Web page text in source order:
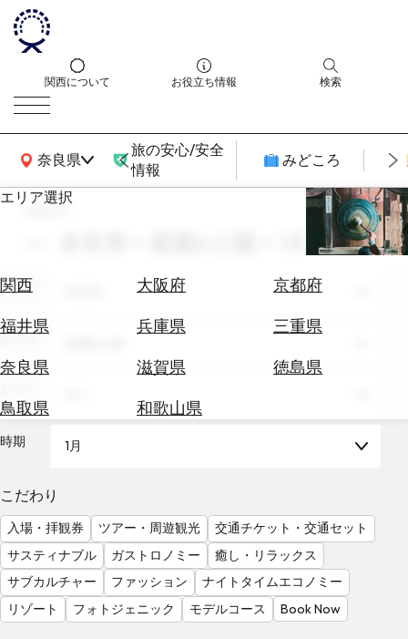
関西について お役立ち情報 検索
奈良県
関西広域MAP
旅の安心/安全
情報
みどころ
エリア選択
関西 大阪府
京都府
福井県
兵庫県
三重県
奈良県
滋賀県
徳島県
鳥取県
和歌山県
エ
券
テ
を
調
べ
る
天
気
を
見
る
search
エリア
テーマ
時期 1月
こだわり
入場・拝観券 ツアー・周遊観光
交通チケット・交通セット
サスティナブル
ガストロノミー
癒し・リラックス
サブカルチャー
ファッション
ナイトタイムエコノミー
リゾート
フォトジェニック モデルコース Book Now